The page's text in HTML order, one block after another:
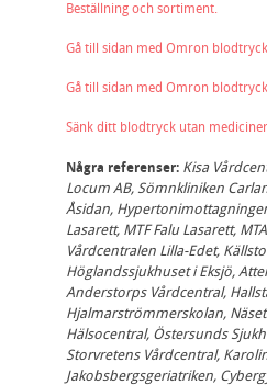
Beställning och sortiment.
Gå till sidan med Omron
Gå till sidan med Omron
Sänk ditt blodtryck utan
Några referenser: Kisa
Locum AB, Sömnkliniken
Åsidan,
Lasarett, MTF Falu Lasarett,
Vårdcentralen Lilla-Edet,
Höglandssjukhuset i Eksjö,
Anderstorps Vårdcentral,
Hjalmarströmmerskolan,
Hälsocentral, Östersunds
Storvretens Vårdcentral,
Jakobsbergsgeriatriken,